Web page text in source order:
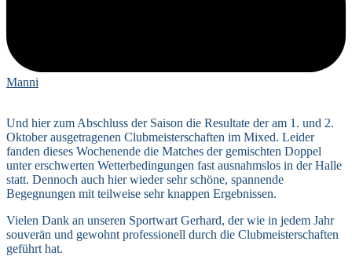
Manni
Und hier zum Abschluss der Saison die Resultate der am 1. und 2.
Oktober ausgetragenen Clubmeisterschaften im Mixed. Leider
fanden dieses Wochenende die Matches der gemischten Doppel
unter erschwerten Wetterbedingungen fast ausnahmslos in der Halle
statt. Dennoch auch hier wieder sehr schöne, spannende
Begegnungen mit teilweise sehr knappen Ergebnissen.
Vielen Dank an unseren Sportwart Gerhard, der wie in jedem Jahr
souverän und gewohnt professionell durch die Clubmeisterschaften
geführt hat.